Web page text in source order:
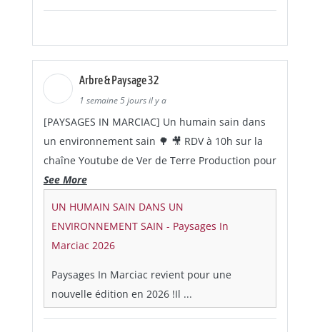
Arbre & Paysage 32
1 semaine 5 jours il y a
[PAYSAGES IN MARCIAC] Un humain sain dans
un environnement sain 🌳 🎥 RDV à 10h sur la
chaîne Youtube de Ver de Terre Production pour
See More
UN HUMAIN SAIN DANS UN
ENVIRONNEMENT SAIN - Paysages In
Marciac 2026
Paysages In Marciac revient pour une
nouvelle édition en 2026 !Il ...